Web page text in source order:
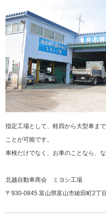
指定工場として、軽四から大型車ま
ことが可能です。
車検だけでなく、お車のことなら、
北越自動車商会 ミヨシ工場
〒930-0845 富山県富山市綾田町2丁